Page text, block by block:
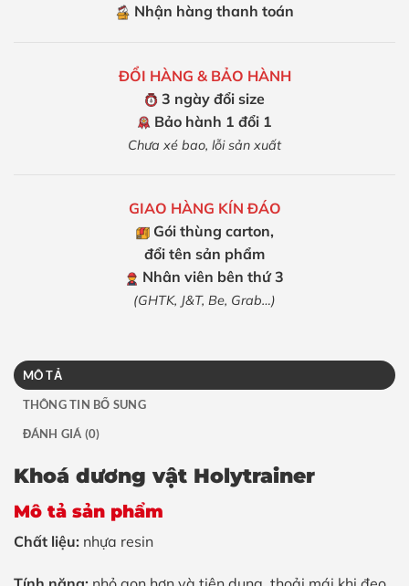
Nhận hàng thanh toán
ĐỔI HÀNG & BẢO HÀNH
3 ngày đổi size
Bảo hành 1 đổi 1
Chưa xé bao, lỗi sản xuất
GIAO HÀNG KÍN ĐÁO
Gói thùng carton,
đổi tên sản phẩm
Nhân viên bên thứ 3
(GHTK, J&T, Be, Grab…)
MÔ TẢ
THÔNG TIN BỔ SUNG
ĐÁNH GIÁ (0)
Khoá dương vật Holytrainer
Mô tả sản phẩm
Chất liệu: nhựa resin